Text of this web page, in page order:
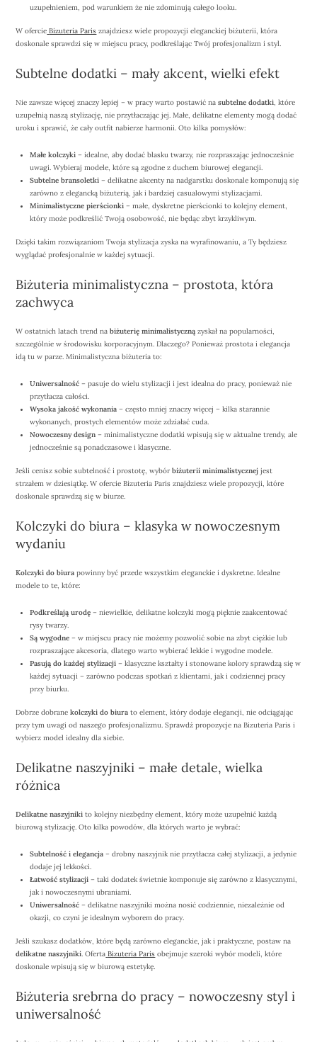
uzupełnieniem, pod warunkiem że nie zdominują całego looku.
W ofercie Bizuteria Paris znajdziesz wiele propozycji eleganckiej biżuterii, która
doskonale sprawdzi się w miejscu pracy, podkreślając Twój profesjonalizm i styl.
Subtelne dodatki – mały akcent, wielki efekt
Nie zawsze więcej znaczy lepiej – w pracy warto postawić nasubtelne dodatki, które
uzupełnią naszą stylizację, nie przytłaczając jej. Małe, delikatne elementy mogą dodać
uroku i sprawić, że cały outfit nabierze harmonii. Oto kilka pomysłów:
Małe kolczyki – idealne, aby dodać blasku twarzy, nie rozpraszając jednocześnie
uwagi. Wybieraj modele, które są zgodne z duchem biurowej elegancji.
Subtelne bransoletki – delikatne akcenty na nadgarstku doskonale komponują się
zarówno z elegancką biżuterią, jak i bardziej casualowymi stylizacjami.
Minimalistyczne pierścionki – małe, dyskretne pierścionki to kolejny element,
który może podkreślić Twoją osobowość, nie będąc zbyt krzykliwym.
Dzięki takim rozwiązaniom Twoja stylizacja zyska na wyrafinowaniu, a Ty będziesz
wyglądać profesjonalnie w każdej sytuacji.
Biżuteria minimalistyczna – prostota, która
zachwyca
W ostatnich latach trend nabiżuterię minimalistyczną zyskał na popularności,
szczególnie w środowisku korporacyjnym. Dlaczego? Ponieważ prostota i elegancja
idą tu w parze. Minimalistyczna biżuteria to:
Uniwersalność – pasuje do wielu stylizacji i jest idealna do pracy, ponieważ nie
przytłacza całości.
Wysoka jakość wykonania – często mniej znaczy więcej – kilka starannie
wykonanych, prostych elementów może zdziałać cuda.
Nowoczesny design – minimalistyczne dodatki wpisują się w aktualne trendy, ale
jednocześnie są ponadczasowe i klasyczne.
Jeśli cenisz sobie subtelność i prostotę, wybórbiżuterii minimalistycznej jest
strzałem w dziesiątkę. W ofercie Bizuteria Paris znajdziesz wiele propozycji, które
doskonale sprawdzą się w biurze.
Kolczyki do biura – klasyka w nowoczesnym
wydaniu
Kolczyki do biura powinny być przede wszystkim eleganckie i dyskretne. Idealne
modele to te, które:
Podkreślają urodę – niewielkie, delikatne kolczyki mogą pięknie zaakcentować
rysy twarzy.
Są wygodne – w miejscu pracy nie możemy pozwolić sobie na zbyt ciężkie lub
rozpraszające akcesoria, dlatego warto wybierać lekkie i wygodne modele.
Pasują do każdej stylizacji – klasyczne kształty i stonowane kolory sprawdzą się w
każdej sytuacji – zarówno podczas spotkań z klientami, jak i codziennej pracy
przy biurku.
Dobrze dobranekolczyki do biura to element, który dodaje elegancji, nie odciągając
przy tym uwagi od naszego profesjonalizmu. Sprawdź propozycje na Bizuteria Paris i
wybierz model idealny dla siebie.
Delikatne naszyjniki – małe detale, wielka
różnica
Delikatne naszyjniki to kolejny niezbędny element, który może uzupełnić każdą
biurową stylizację. Oto kilka powodów, dla których warto je wybrać:
Subtelność i elegancja – drobny naszyjnik nie przytłacza całej stylizacji, a jedynie
dodaje jej lekkości.
Łatwość stylizacji – taki dodatek świetnie komponuje się zarówno z klasycznymi,
jak i nowoczesnymi ubraniami.
Uniwersalność – delikatne naszyjniki można nosić codziennie, niezależnie od
okazji, co czyni je idealnym wyborem do pracy.
Jeśli szukasz dodatków, które będą zarówno eleganckie, jak i praktyczne, postaw na
delikatne naszyjniki. Oferta Bizuteria Paris obejmuje szeroki wybór modeli, które
doskonale wpisują się w biurową estetykę.
Biżuteria srebrna do pracy – nowoczesny styl i
uniwersalność